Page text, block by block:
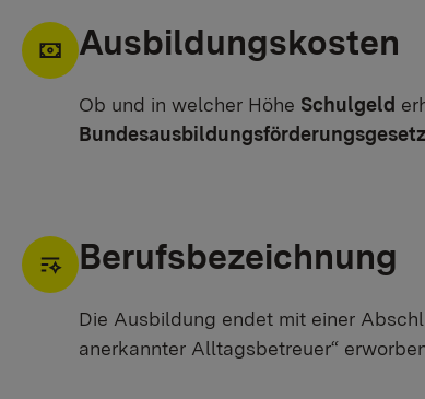
Ausbildungskosten
Ob und in welcher Höhe Schulgeld
Berufsbezeichnung
Die Ausbildung endet mit einer
anerkannter Alltagsbetreuer“